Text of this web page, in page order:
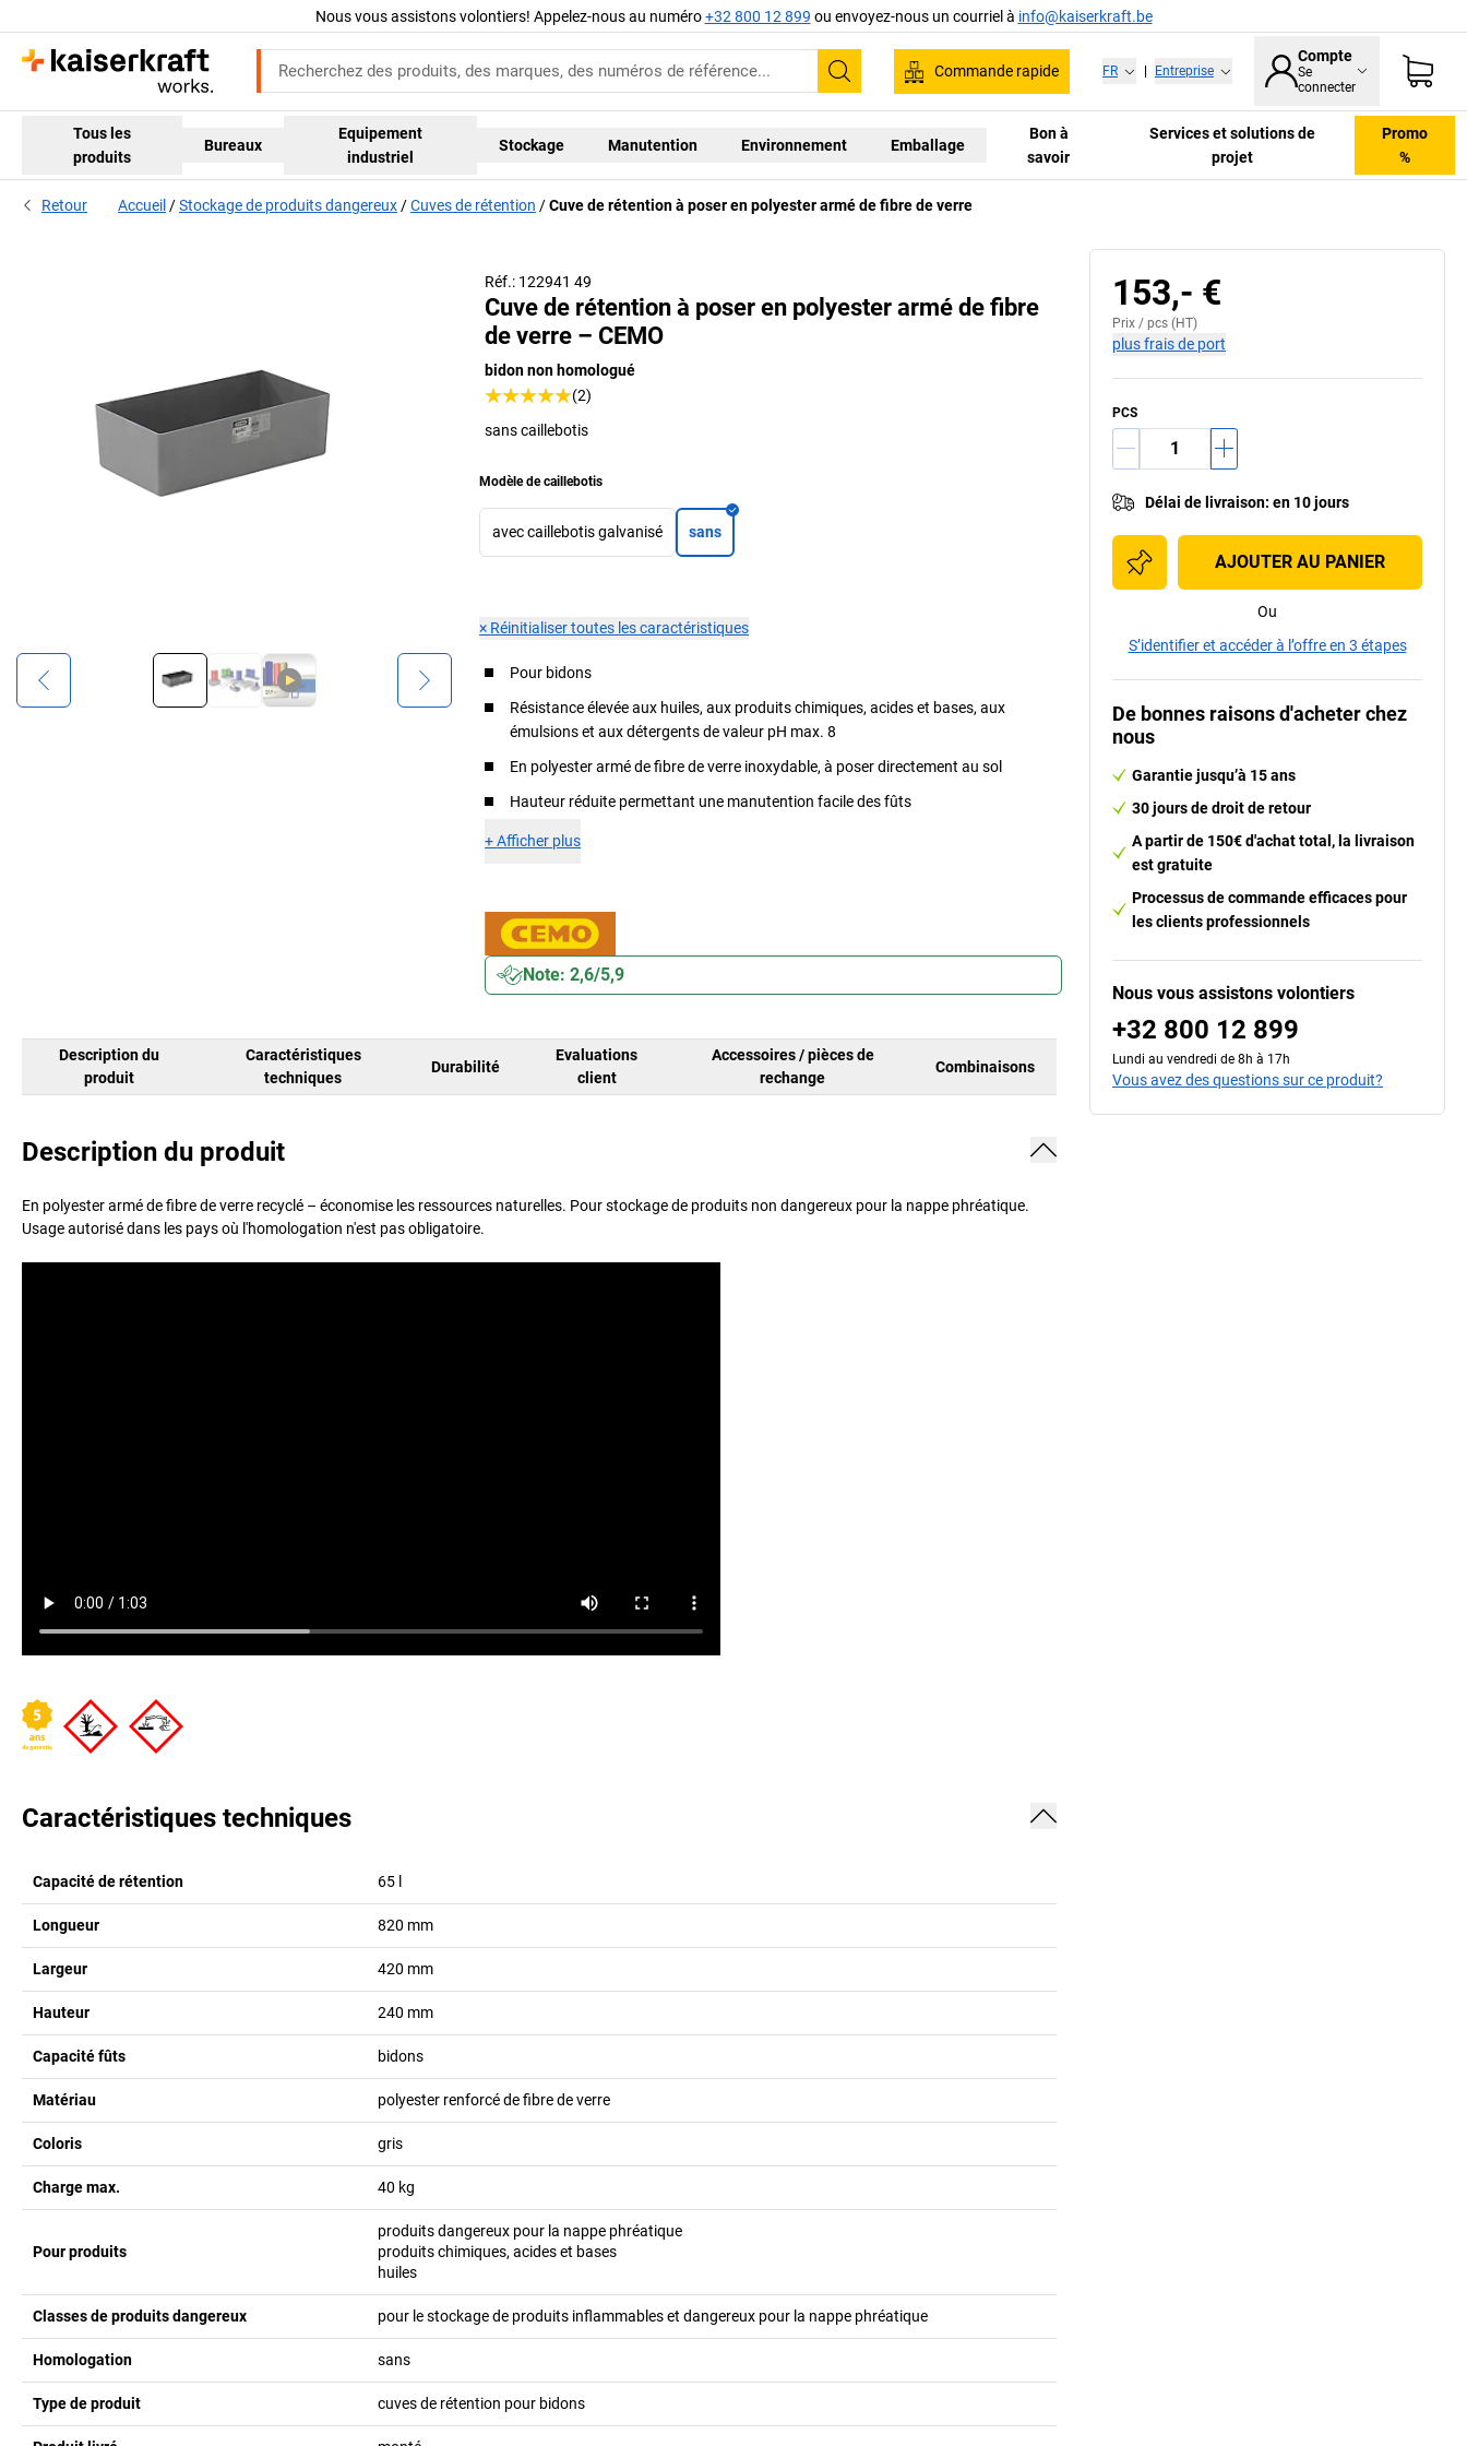
Nous vous assistons volontiers! Appelez-nous au numéro+32 800 12 899 ou envoyez-nous un courriel à info@kaiserkraft.be
Recherche
Commande rapide FR Entreprise
Compte
Se
connecter
Tous les
produits
Bureaux
Equipement
industriel
Stockage Manutention Environnement Emballage
Bon à
savoir
Services et solutions de
projet
Promo
%
Retour Accueil Stockage de produits dangereux Cuves de rétention Cuve de rétention à poser en polyester armé de fibre de verre
Réf.: 122941 49
Cuve de rétention à poser en polyester armé de fibre
de verre – CEMO
bidon non homologué
(2)
sans caillebotis
Modèle de caillebotis
avec caillebotis galvanisé sans
× Réinitialiser toutes les caractéristiques
Pour bidons
Résistance élevée aux huiles, aux produits chimiques, acides et bases, aux
émulsions et aux détergents de valeur pH max. 8
En polyester armé de fibre de verre inoxydable, à poser directement au sol
Hauteur réduite permettant une manutention facile des fûts
+Afficher plus
Note: 2,6/5,9
Description du
produit
Caractéristiques
techniques
Durabilité
Evaluations
client
Accessoires / pièces de
rechange
Combinaisons
Description du produit
En polyester armé de fibre de verre recyclé – économise les ressources naturelles. Pour stockage de produits non dangereux pour la nappe phréatique.
Usage autorisé dans les pays où l'homologation n'est pas obligatoire.
Caractéristiques techniques
Capacité de rétention 65
Longueur 820 mm
Largeur 420 mm
Hauteur 240 mm
Capacité fûts bidons
Matériau polyester renforcé de fibre de verre
Coloris gris
Charge max. 40 kg
Pour produits
produits dangereux pour la nappe phréatique
produits chimiques, acides et bases
huiles
Classes de produits dangereux pour le stockage de produits inflammables et dangereux pour la nappe phréatique
Homologation sans
Type de produit cuves de rétention pour bidons
153,- €
Prix / pcs (HT)
plus frais de port
PCS
Délai de livraison: en 10 jours
AJOUTER AU PANIER
Ou
S’identifier et accéder à l’offre en 3 étapes
De bonnes raisons d'acheter chez
nous
Garantie jusqu’à 15 ans
30 jours de droit de retour
A partir de 150€ d'achat total, la livraison
est gratuite
Processus de commande efficaces pour
les clients professionnels
Nous vous assistons volontiers
+32 800 12 899
Lundi au vendredi de 8h à 17h
Vous avez des questions sur ce produit?